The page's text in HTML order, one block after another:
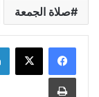
صلاة الجمعة
طباعة